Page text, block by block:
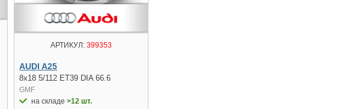
АРТИКУЛ: 399353
AUDI A25
8x18 5/112 ET39 DIA 66.6
GMF
на складе>12 шт.